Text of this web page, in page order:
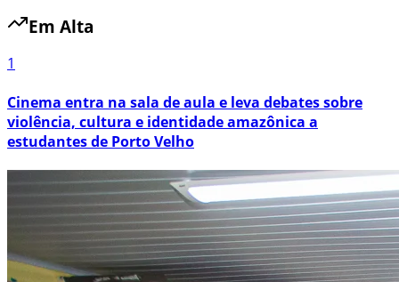
Em Alta
1
Cinema entra na sala de aula e leva debates sobre
violência, cultura e identidade amazônica a
estudantes de Porto Velho